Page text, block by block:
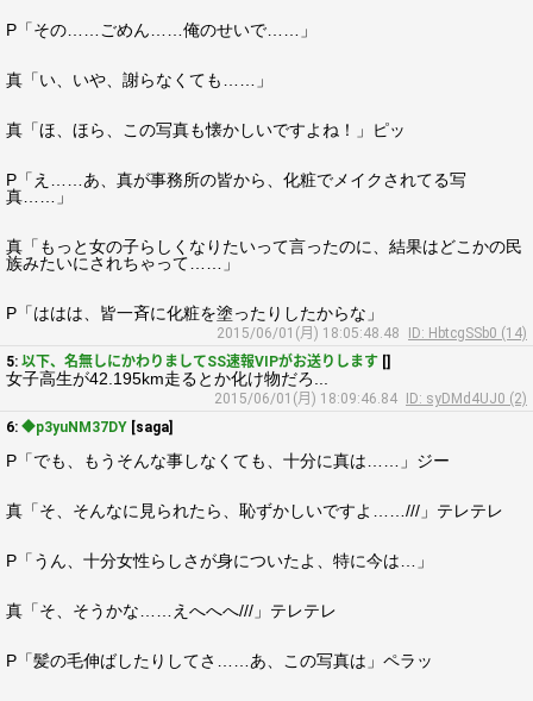
P「その……ごめん……俺のせいで……」
真「い、いや、謝らなくても……」
真「ほ、ほら、この写真も懐かしいですよね！」ピッ
P「え……あ、真が事務所の皆から、化粧でメイクされてる写
真……」
真「もっと女の子らしくなりたいって言ったのに、結果はどこかの民
族みたいにされちゃって……」
P「ははは、皆一斉に化粧を塗ったりしたからな」
2015/06/01(月) 18:05:48.48
ID: HbtcgSSb0 (14)
5: 以下、名無しにかわりましてSS速報VIPがお送りします []
女子高生が42.195km走るとか化け物だろ...
2015/06/01(月) 18:09:46.84
ID: syDMd4UJ0 (2)
6: ◆p3yuNM37DY [saga]
P「でも、もうそんな事しなくても、十分に真は……」ジー
真「そ、そんなに見られたら、恥ずかしいですよ……///」テレテレ
P「うん、十分女性らしさが身についたよ、特に今は…」
真「そ、そうかな……えへへへ///」テレテレ
P「髪の毛伸ばしたりしてさ……あ、この写真は」ペラッ